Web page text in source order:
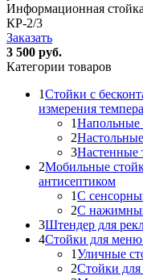
Информационная
КР-2/3
Заказать
3 500 руб.
Категории товаров
1Стойки с
измерения
1Напольные
2
3Настенные
2Мобильные
антисептиком
1С
2С
3Штендер для
4Стойки для
1Уличные
2Стойки